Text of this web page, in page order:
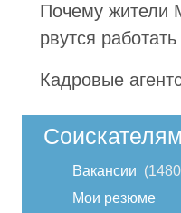
Почему жители
рвутся
Кадровые
Соискателям
Вакансии
1480
Мои резюме